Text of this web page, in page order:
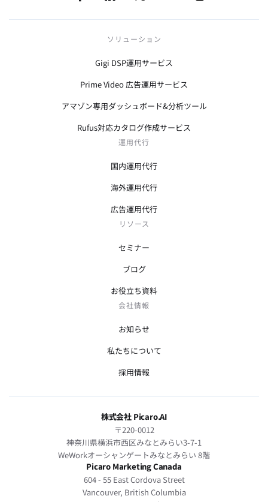
ソリューション
Gigi DSP運用サービス
Prime Video 広告運用サービス
アマゾン専用ダッシュボード&分析ツール
Rufus対応カタログ作成サービス
運用代行
国内運用代行
海外運用代行
広告運用代行
リソース
セミナー
ブログ
お役立ち資料
会社情報
お知らせ
私たちについて
採用情報
株式会社 Picaro.AI
〒220-0012
神奈川県横浜市西区みなとみらい3-7-1
WeWorkオーシャンゲートみなとみらい 8階
Picaro Marketing Canada
604 - 55 East Cordova Street
Vancouver, British Columbia